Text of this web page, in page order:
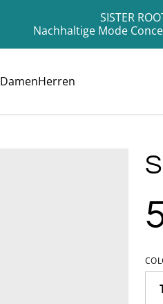
SISTER
Nachhaltige Mode
DamenHerren